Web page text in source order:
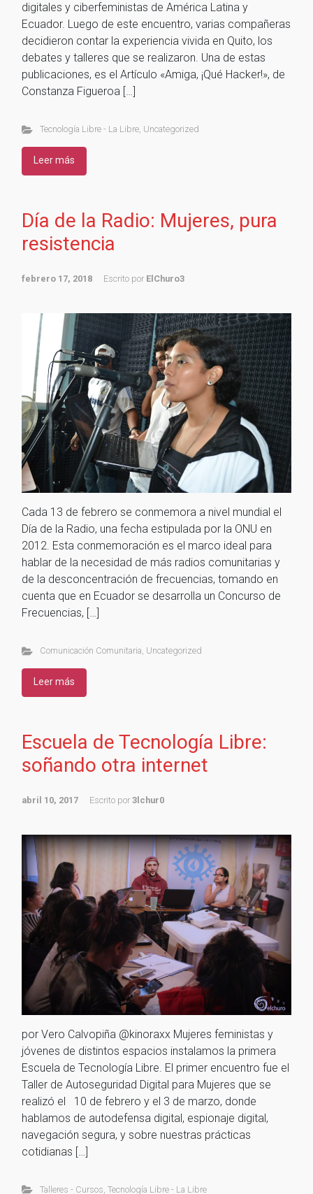
digitales y ciberfeministas de América Latina y
Ecuador. Luego de este encuentro, varias compañeras
decidieron contar la experiencia vivida en Quito, los
debates y talleres que se realizaron. Una de estas
publicaciones, es el Artículo «Amiga, ¡Qué Hacker!», de
Constanza Figueroa […]
Tecnología Libre - La Libre, Uncategorized
Leer más
Día de la Radio: Mujeres, pura
resistencia
febrero 17, 2018 Escrito por ElChuro3
Cada 13 de febrero se conmemora a nivel mundial el
Día de la Radio, una fecha estipulada por la ONU en
2012. Esta conmemoración es el marco ideal para
hablar de la necesidad de más radios comunitarias y
de la desconcentración de frecuencias, tomando en
cuenta que en Ecuador se desarrolla un Concurso de
Frecuencias, […]
Comunicación Comunitaria, Uncategorized
Leer más
Escuela de Tecnología Libre:
soñando otra internet
abril 10, 2017 Escrito por 3lchur0
por Vero Calvopiña @kinoraxx Mujeres feministas y
jóvenes de distintos espacios instalamos la primera
Escuela de Tecnología Libre. El primer encuentro fue el
Taller de Autoseguridad Digital para Mujeres que se
realizó el 10 de febrero y el 3 de marzo, donde
hablamos de autodefensa digital, espionaje digital,
navegación segura, y sobre nuestras prácticas
cotidianas […]
Talleres - Cursos Tecnología Libre - La Libre